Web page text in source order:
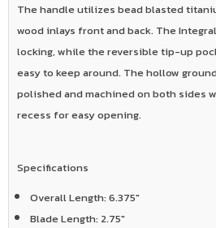
The handle utilizes bead blasted
wood inlays front and back. The
locking, while the reversible tip-up
easy to keep around. The hollow
polished and machined on both sides
recess for easy opening.
Specifications
Overall Length: 6.375"
Blade Length: 2.75"